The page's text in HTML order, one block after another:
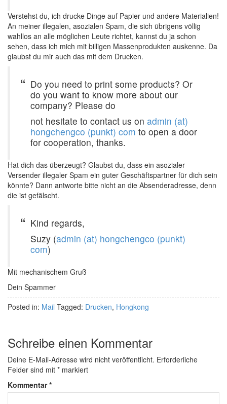
Verstehst du, ich drucke Dinge auf Papier und andere Materialien!
An meiner illegalen, asozialen Spam, die sich übrigens völlig
wahllos an alle möglichen Leute richtet, kannst du ja schon
sehen, dass ich mich mit billigen Massenprodukten auskenne. Da
glaubst du mir auch das mit dem Drucken.
Do you need to print some products? Or
do you want to know more about our
company? Please do
not hesitate to contact us on admin (at)
hongchengco (punkt) com to open a door
for cooperation, thanks.
Hat dich das überzeugt? Glaubst du, dass ein asozialer
Versender illegaler Spam ein guter Geschäftspartner für dich sein
könnte? Dann antworte bitte nicht an die Absenderadresse, denn
die ist gefälscht.
Kind regards,
Suzy (admin (at) hongchengco (punkt)
com)
Mit mechanischem Gruß
Dein Spammer
Posted in: Mail Tagged: Drucken, Hongkong
Schreibe einen Kommentar
Deine E-Mail-Adresse wird nicht veröffentlicht. Erforderliche
Felder sind mit * markiert
Kommentar*